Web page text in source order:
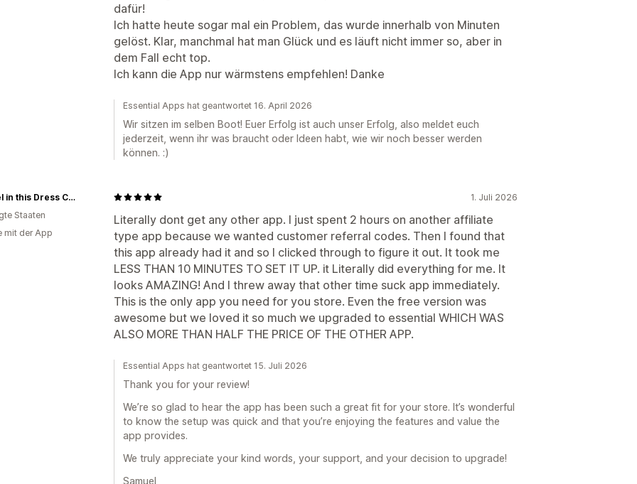
dafür!
Ich hatte heute sogar mal ein Problem, das wurde innerhalb von Minuten
gelöst. Klar, manchmal hat man Glück und es läuft nicht immer so, aber in
dem Fall echt top.
Ich kann die App nur wärmstens empfehlen! Danke
Essential Apps hat geantwortet 16. April 2026
Wir sitzen im selben Boot! Euer Erfolg ist auch unser Erfolg, also meldet euch
jederzeit, wenn ihr was braucht oder Ideen habt, wie wir noch besser werden
können. :)
1. Juli 2026
Literally dont get any other app. I just spent 2 hours on another affiliate
type app because we wanted customer referral codes. Then I found that
this app already had it and so I clicked through to figure it out. It took me
LESS THAN 10 MINUTES TO SET IT UP. it Literally did everything for me. It
looks AMAZING! And I threw away that other time suck app immediately.
This is the only app you need for you store. Even the free version was
awesome but we loved it so much we upgraded to essential WHICH WAS
ALSO MORE THAN HALF THE PRICE OF THE OTHER APP.
Damsel in this Dress Corsets
Staaten
mit der App
Essential Apps hat geantwortet 15. Juli 2026
Thank you for your review!
We’re so glad to hear the app has been such a great fit for your store. It’s wonderful
to know the setup was quick and that you’re enjoying the features and value the
app provides.
We truly appreciate your kind words, your support, and your decision to upgrade!
Samuel